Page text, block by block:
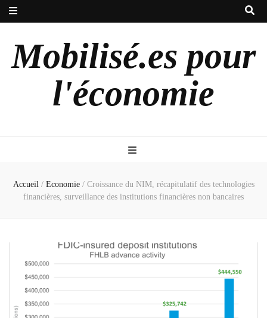
Mobilisé.es pour
l'économie
Accueil / Economie / Croissance du NIM, récapitulatif des technologies
financières, surveillance des institutions financières non bancaires